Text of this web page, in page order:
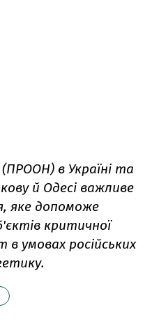
в Україні та
й Одесі важливе
яке допоможе
критичної
умовах російських